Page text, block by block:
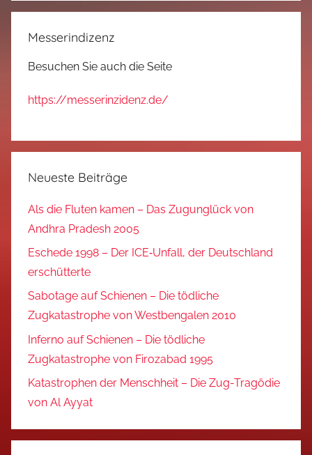
Messerindizenz
Besuchen Sie auch die Seite
https://messerinzidenz.de/
Neueste Beiträge
Als die Fluten kamen – Das Zugunglück von
Andhra Pradesh 2005
Eschede 1998 – Der ICE‑Unfall, der Deutschland
erschütterte
Sabotage auf Schienen – Die tödliche
Zugkatastrophe von Westbengalen 2010
Inferno auf Schienen – Die tödliche
Zugkatastrophe von Firozabad 1995
Katastrophen der Menschheit – Die Zug-Tragödie
von Al Ayyat